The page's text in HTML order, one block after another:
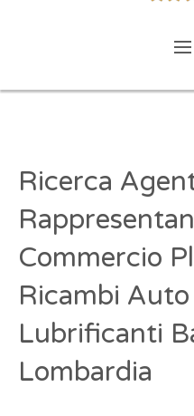
Ricerca
Commercio
Ricambi
Lubrificanti
Lombardia